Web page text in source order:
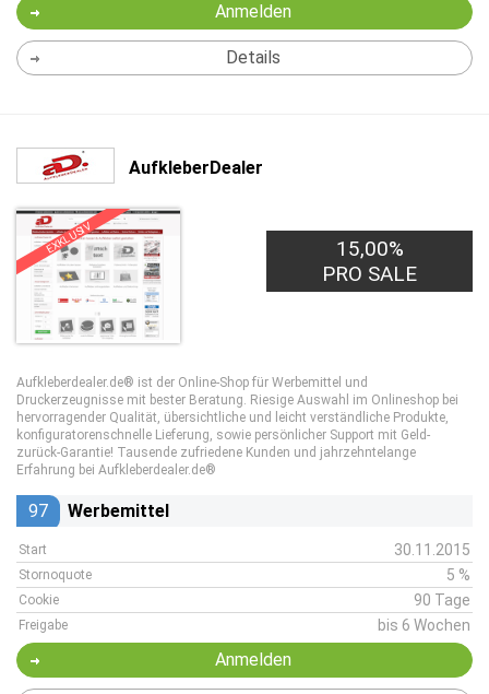
Anmelden
Details
AufkleberDealer
EXKLUSIV
15,00%
PRO SALE
Aufkleberdealer.de® ist der Online-Shop für Werbemittel und
Druckerzeugnisse mit bester Beratung. Riesige Auswahl im Onlineshop bei
hervorragender Qualität, übersichtliche und leicht verständliche Produkte,
konfiguratorenschnelle Lieferung, sowie persönlicher Support mit Geld-
zurück-Garantie! Tausende zufriedene Kunden und jahrzehntelange
Erfahrung bei Aufkleberdealer.de®
97 Werbemittel
Start 30.11.2015
Stornoquote 5 %
Cookie 90 Tage
Freigabe bis 6 Wochen
Anmelden